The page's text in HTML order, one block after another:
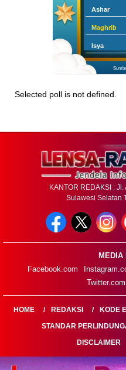
Ashar
Maghrib
Isya
Selected poll is not defined.
KANTOR REDAKSI :
Sulawesi Selatan
MEDIA
Facebook.com
Twitter.com
HOME REDAKSI KODE
STANDAR
DISCLAIMER